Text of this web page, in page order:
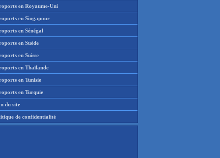
en Royaume-Uni
en Singapour
en Sénégal
en Suède
en Suisse
en Thaïlande
en Tunisie
en Turquie
du site
de confidentialité